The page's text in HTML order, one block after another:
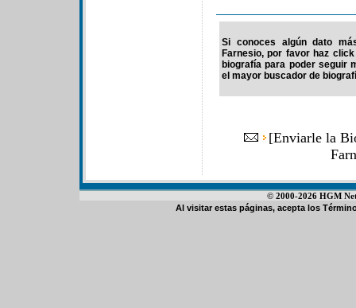
Si conoces algún dato
Farnesio, por favor haz
biografía para poder seguir
el mayor buscador de
[Enviarle la
© 2000-2026 HGM
Al visitar estas páginas, acepta los